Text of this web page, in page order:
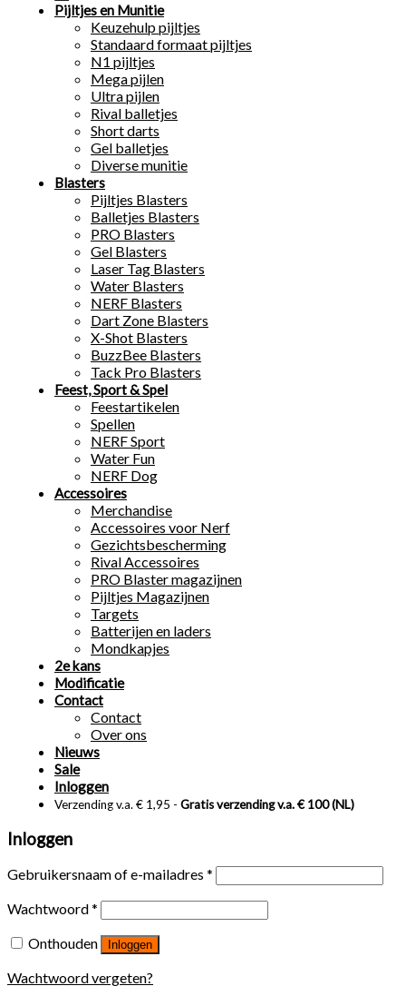
Pijltjes en Munitie
Keuzehulp pijltjes
Standaard formaat pijltjes
N1 pijltjes
Mega pijlen
Ultra pijlen
Rival balletjes
Short darts
Gel balletjes
Diverse munitie
Blasters
Pijltjes Blasters
Balletjes Blasters
PRO Blasters
Gel Blasters
Laser Tag Blasters
Water Blasters
NERF Blasters
Dart Zone Blasters
X-Shot Blasters
BuzzBee Blasters
Tack Pro Blasters
Feest, Sport & Spel
Feestartikelen
Spellen
NERF Sport
Water Fun
NERF Dog
Accessoires
Merchandise
Accessoires voor Nerf
Gezichtsbescherming
Rival Accessoires
PRO Blaster magazijnen
Pijltjes Magazijnen
Targets
Batterijen en laders
Mondkapjes
2e kans
Modificatie
Contact
Contact
Over ons
Nieuws
Sale
Inloggen
Verzending v.a. € 1,95 - Gratis verzending v.a. € 100 (NL)
Inloggen
Gebruikersnaam of e-mailadres *
Wachtwoord*
Onthouden
Inloggen
Wachtwoord vergeten?